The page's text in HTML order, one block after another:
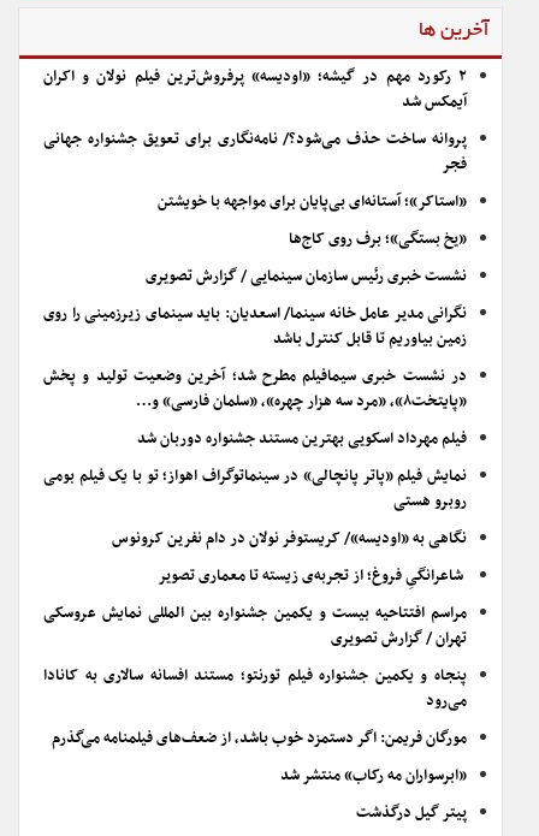
آخرین ها
۲ رکورد مهم در گیشه؛ «اودیسه» پرفروش‌ترین فیلم نولان و اکران
آیمکس شد
پروانه ساخت حذف می‌شود؟/ نامه‌نگاری برای تعویق جشنواره جهانی
فجر
«استاکر»؛ آستانه‌ای بی‌پایان برای مواجهه با خویشتن
«یخ بستگی»؛ برف روی کاج‌ها
نشست خبری رئیس سازمان سینمایی / گزارش تصویری
نگرانی مدیر عامل خانه سینما/ اسعدیان: باید سینمای زیرزمینی را روی
زمین بیاوریم تا قابل کنترل باشد
در نشست خبری سیمافیلم مطرح شد؛ آخرین وضعیت تولید و پخش
«پایتخت۸»، «مرد سه هزار چهره»، «سلمان فارسی» و…
فیلم مهرداد اسکویی بهترین مستند جشنواره دوربان شد
نمایش فیلم «پاتر پانچالی» در سینماتوگراف اهواز؛ تو با یک فیلم بومی
روبرو هستی
نگاهی به «اودیسه»/ کریستوفر نولان در دام نفرین کرونوس
شاعرانگیِ فروغ؛ از تجربه‌ی زیسته تا معماری تصویر
مراسم افتتاحیه بیست و یکمین جشنواره بین المللی نمایش عروسکی
تهران / گزارش تصویری
پنجاه و یکمین جشنواره فیلم تورنتو؛ مستند افسانه سالاری به کانادا
می‌رود
مورگان فریمن: اگر دستمزد خوب باشد، از ضعف‌های فیلمنامه می‌گذرم
«ابرسواران مه رکاب» منتشر شد
پیتر گیل درگذشت